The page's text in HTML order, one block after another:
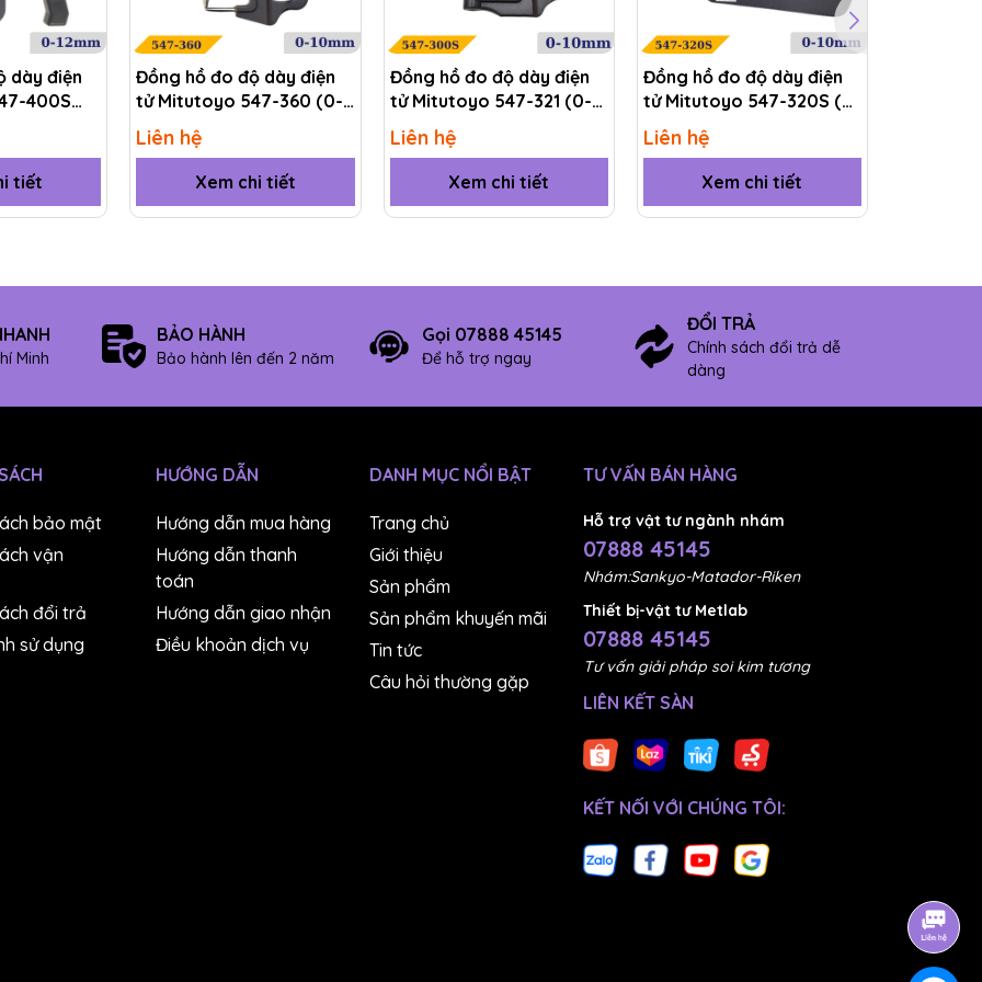
giúp cho sản phẩm có khả năng xác định chính xác vị trí cần đo
lại hay điều chỉnh.
dùng có thể bảo quản sản phẩm tốt và dễ dàng di chuyển đến
thể sử dụng Panme trong môi trường nước mà không sợ hỏng
dày điện
400S
tiết
Đồng hồ đo độ dày điện
tử Mitutoyo 547-360 (0-
10mm)
Liên hệ
Xem chi tiết
Đồng hồ đo độ dày điện
tử Mitutoyo 547-321 (0-
10mm)
Liên hệ
Xem chi tiết
Đồng hồ đo độ dày điện
tử Mitutoyo 547-320S (0-
10mm)
Liên hệ
Xem chi tiết
Minh
BẢO HÀNH
Bảo hành lên đến 2 năm
Gọi 07888 45145
Để hỗ trợ ngay
ĐỔI TRẢ
Chính sách đổi trả dễ
dàng
bảo mật
vận
đổi trả
sử dụng
HƯỚNG DẪN
Hướng dẫn mua hàng
Hướng dẫn thanh
toán
Hướng dẫn giao nhận
Điều khoản dịch vụ
DANH MỤC NỔI BẬT
Trang chủ
Giới thiệu
Sản phẩm
Sản phẩm khuyến mãi
Tin tức
Câu hỏi thường gặp
TƯ VẤN BÁN HÀNG
Hỗ trợ vật tư ngành nhám
07888 45145
Nhám:Sankyo-Matador-Riken
Thiết bị-vật tư Metlab
07888 45145
Tư vấn giải pháp soi kim tương
LIÊN KẾT SÀN
KẾT NỐI VỚI CHÚNG TÔI: